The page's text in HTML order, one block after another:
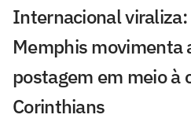
Internacional
Memphis movimenta
postagem em meio à
Corinthians